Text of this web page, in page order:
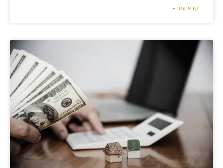
קרא עוד »